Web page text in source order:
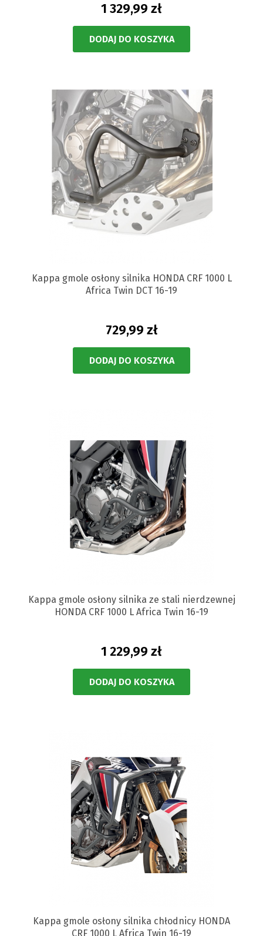
1 329,99 zł
DODAJ DO KOSZYKA
Kappa gmole osłony silnika HONDA CRF 1000 L
Africa Twin DCT 16-19
729,99 zł
DODAJ DO KOSZYKA
Kappa gmole osłony silnika ze stali nierdzewnej
HONDA CRF 1000 L Africa Twin 16-19
1 229,99 zł
DODAJ DO KOSZYKA
Kappa gmole osłony silnika chłodnicy HONDA
CRF 1000 L Africa Twin 16-19